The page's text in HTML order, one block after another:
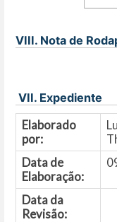
VIII. Nota de
VII. Expediente
Elaborado
por:
Data de
Elaboração:
Data da
Revisão: